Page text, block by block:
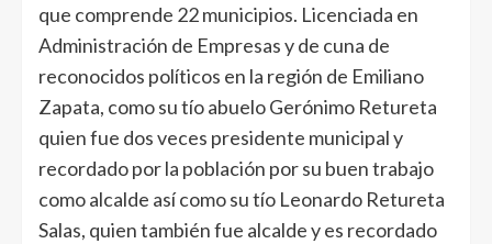
que comprende 22 municipios. Licenciada en
Administración de Empresas y de cuna de
reconocidos políticos en la región de Emiliano
Zapata, como su tío abuelo Gerónimo Retureta
quien fue dos veces presidente municipal y
recordado por la población por su buen trabajo
como alcalde así como su tío Leonardo Retureta
Salas, quien también fue alcalde y es recordado